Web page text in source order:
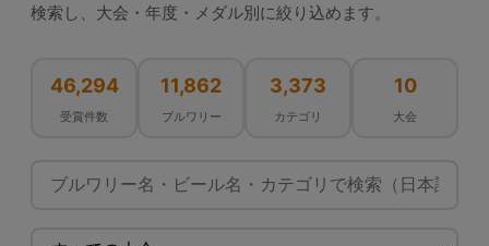
検索し、大会・年度・メダル別に絞り込めます。
46,294
受賞件数
11,862
ブルワリー
3,373
カテゴリ
10
大会